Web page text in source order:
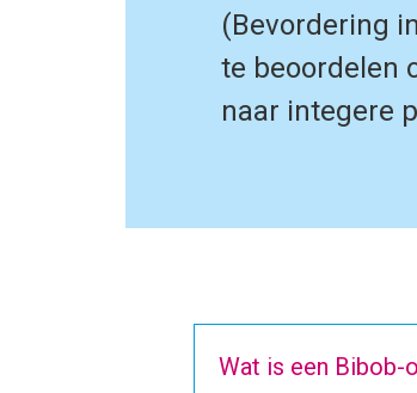
(Bevordering
te beoordelen
naar integere
Wat is een Bibob-